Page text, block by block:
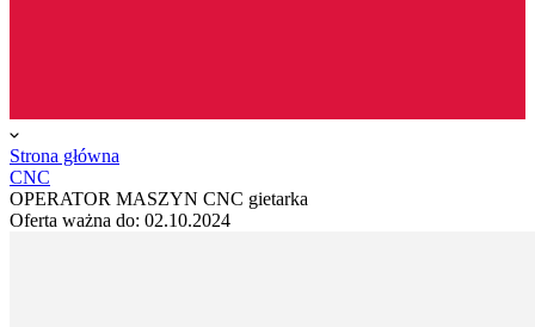
Strona główna
CNC
OPERATOR MASZYN CNC gietarka
Oferta ważna do: 02.10.2024